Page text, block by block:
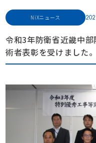
NiXニュース
令和3年防衛省近畿中
術者表彰を受けました。